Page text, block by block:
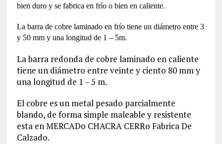
bien duro y se fabrica en frío o bien en caliente.
La barra de cobre laminado en frío tiene un diámetro entre 3
y 50 mm y una longitud de 1 – 5m.
La barra redonda de cobre laminado en caliente
tiene un diámetro entre veinte y ciento 80 mm y
una longitud de 1 – 5 m.
El cobre es un metal pesado parcialmente
blando, de forma simple maleable y resistente
esta en MERCADo CHACRA CERRo Fabrica De
Calzado.